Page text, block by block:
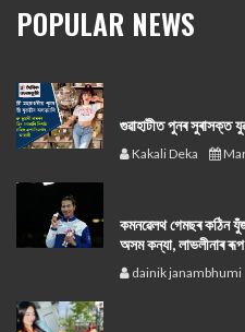
POPULAR NEWS
গুৱাহাটীত পুনৰ সুৰাসক্ত
Kakali Deka
কমনৱেলথ গেমছৰ কঠিন
অসম কন্যা, লাভলীনাৰ
dainik janambhumi